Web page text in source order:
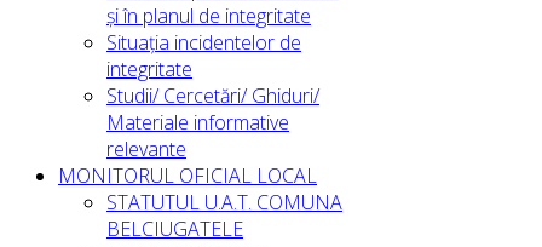
și în planul de integritate
Situația incidentelor de
integritate
Studii/ Cercetări/ Ghiduri/
Materiale informative
relevante
MONITORUL OFICIAL LOCAL
STATUTUL U.A.T. COMUNA
BELCIUGATELE